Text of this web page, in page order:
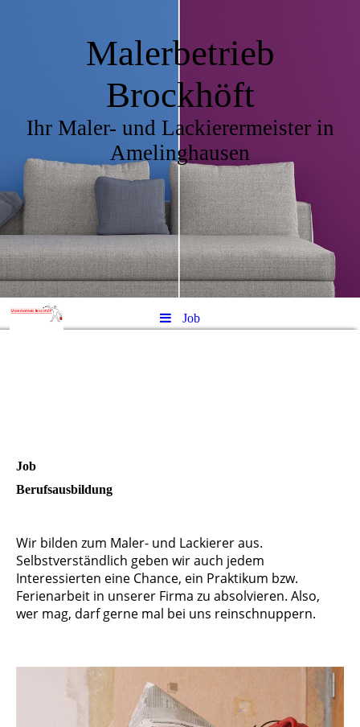
Malerbetrieb
Brockhöft
Ihr Maler- und Lackierermeister in
Amelinghausen
Job
Job
Berufsausbildung
Wir bilden zum Maler- und Lackierer aus.
Selbstverständlich geben wir auch jedem
Interessierten eine Chance, ein Praktikum bzw.
Ferienarbeit in unserer Firma zu absolvieren. Also,
wer mag, darf gerne mal bei uns reinschnuppern.